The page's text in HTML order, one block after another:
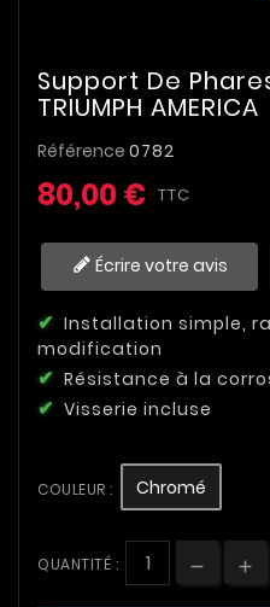
Support De
TRIUMPH AMERICA
Référence 0782
80,00 € TTC
Écrire votre avis
Installation simple,
modification
Résistance à la
Visserie incluse
COULEUR : Chromé
QUANTITÉ :